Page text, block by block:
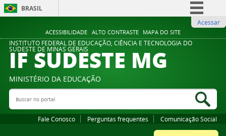
ACESSIBILIDADE ALTO CONTRASTE MAPA DO SITE
BRASIL
Comunica BR
Participe
Legislação
Acessar
INSTITUTO FEDERAL DE EDUCAÇÃO, CIÊNCIA E TECNOLOGIA DO
SUDESTE DE MINAS GERAIS
IF SUDESTE MG
MINISTÉRIO DA EDUCAÇÃO
Buscar no portal
Fale Conosco Perguntas frequentes Comunicação Social